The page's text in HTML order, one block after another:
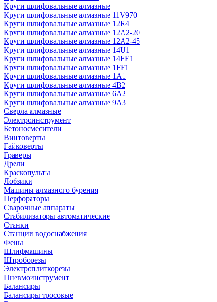
Круги шлифовальные алмазные
Круги шлифовальные алмазные 11V970
Круги шлифовальные алмазные 12R4
Круги шлифовальные алмазные 12А2-20
Круги шлифовальные алмазные 12А2-45
Круги шлифовальные алмазные 14U1
Круги шлифовальные алмазные 14ЕЕ1
Круги шлифовальные алмазные 1FF1
Круги шлифовальные алмазные 1А1
Круги шлифовальные алмазные 4В2
Круги шлифовальные алмазные 6A2
Круги шлифовальные алмазные 9А3
Сверла алмазные
Электроинструмент
Бетоносмесители
Винтоверты
Гайковерты
Граверы
Дрели
Краскопульты
Лобзики
Машины алмазного бурения
Перфораторы
Сварочные аппараты
Стабилизаторы автоматические
Станки
Станции водоснабжения
Фены
Шлифмашины
Штроборезы
Электроплиткорезы
Пневмоинструмент
Балансиры
Балансиры тросовые